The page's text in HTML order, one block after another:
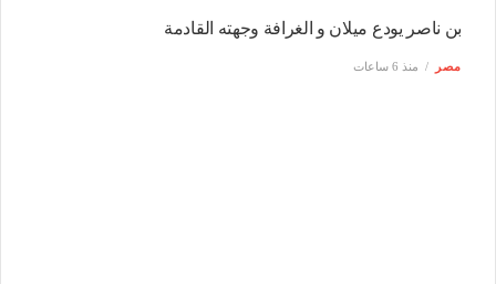
بن ناصر يودع ميلان و الغرافة وجهته القادمة
مصر منذ 6 ساعات